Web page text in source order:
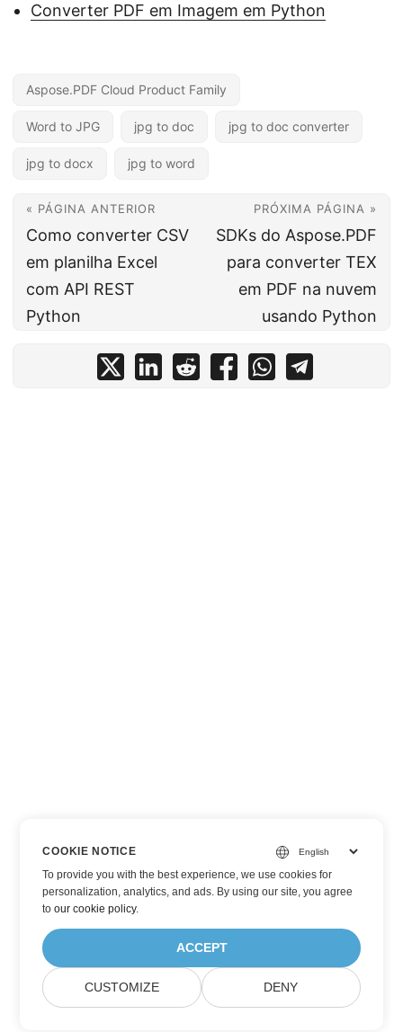
Converter PDF em Imagem em Python
Aspose.PDF Cloud Product Family
Word to JPG jpg to doc jpg to doc converter
jpg to docx jpg to word
« PÁGINA ANTERIOR
Como converter CSV
em planilha Excel
com API REST
Python
PRÓXIMA PÁGINA »
SDKs do Aspose.PDF
para converter TEX
em PDF na nuvem
usando Python
COOKIE NOTICE
To provide you with the best experience, we use cookies for
personalization, analytics, and ads. By using our site, you agree
toour cookie policy.
ACCEPT
CUSTOMIZE DENY